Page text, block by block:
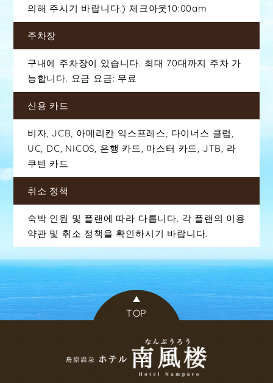
의해 주시기 바랍니다.) 체크아웃10:00am
주차장
구내에 주차장이 있습니다. 최대 70대까지 주차 가
능합니다. 요금 요금: 무료
신용 카드
비자, JCB, 아메리칸 익스프레스, 다이너스 클럽,
UC, DC, NICOS, 은행 카드, 마스터 카드, JTB, 라
쿠텐 카드
취소 정책
숙박 인원 및 플랜에 따라 다릅니다. 각 플랜의 이용
약관 및 취소 정책을 확인하시기 바랍니다.
TOP